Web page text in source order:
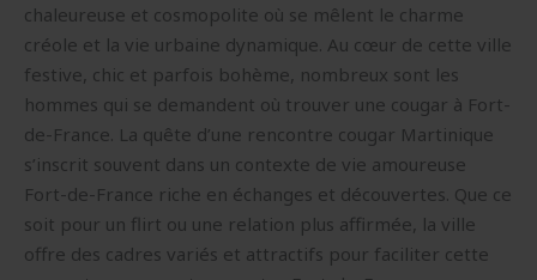
chaleureuse et cosmopolite où se mêlent le charme
créole et la vie urbaine dynamique. Au cœur de cette ville
festive, chic et parfois bohème, nombreux sont les
hommes qui se demandent où trouver une cougar à Fort-
de-France. La quête d’une rencontre cougar Martinique
s’inscrit souvent dans un contexte de vie amoureuse
Fort-de-France riche en échanges et découvertes. Que ce
soit pour un flirt ou une relation plus affirmée, la ville
offre des cadres variés et attractifs pour faciliter cette